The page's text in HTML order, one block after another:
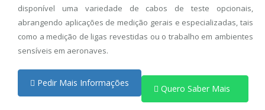
disponível uma variedade de cabos de teste opcionais,
abrangendo aplicações de medição gerais e especializadas, tais
como a medição de ligas revestidas ou o trabalho em ambientes
sensíveis em aeronaves.
Pedir Mais Informações
Quero Saber Mais